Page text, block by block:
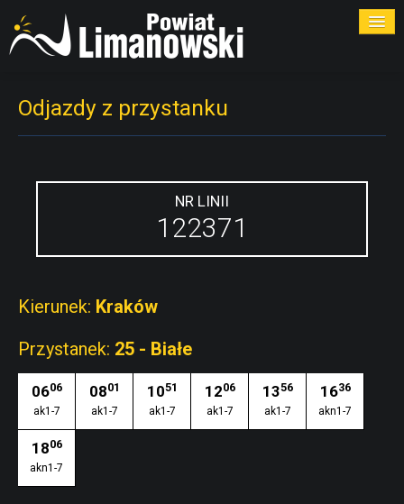
PRZYSTANKI
PRZEWOŹNICY
Odjazdy z przystanku
NR LINII
122371
Kierunek: Kraków
Przystanek: 25 - Białe
0606
ak1-7
0801
ak1-7
1051
ak1-7
1206
ak1-7
1356
ak1-7
1636
akn1-7
1806
akn1-7